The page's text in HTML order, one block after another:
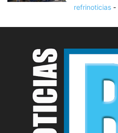
refrinoticias -